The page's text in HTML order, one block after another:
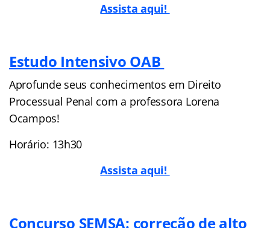
Assista aqui!
Estudo Intensivo OAB
Aprofunde seus conhecimentos em Direito
Processual Penal com a professora Lorena
Ocampos!
Horário: 13h30
Assista aqui!
Concurso SEMSA: correção de alto